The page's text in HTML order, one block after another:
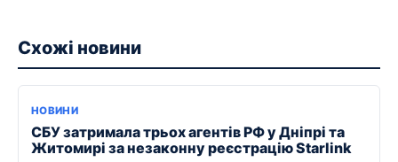
Схожі новини
НОВИНИ
СБУ затримала трьох агентів РФ у Дніпрі та
Житомирі за незаконну реєстрацію Starlink